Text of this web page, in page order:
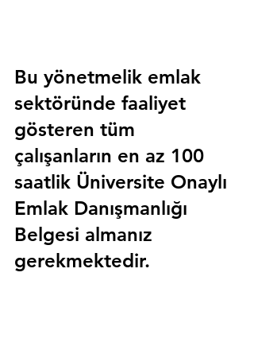
Bu yönetmelik emlak
sektöründe faaliyet
gösteren tüm
çalışanların en az 100
saatlik Üniversite Onaylı
Emlak Danışmanlığı
Belgesi almanız
gerekmektedir.